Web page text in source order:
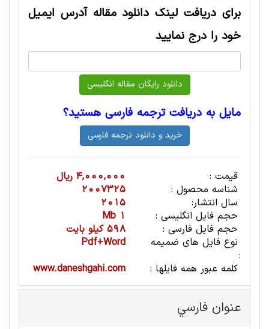
برای دریافت لینک دانلود مقاله آدرس ایمیل
خود را درج نمایید
مایل به دریافت ترجمه فارسی هستید؟
قیمت :
4,000,000 ریال
شناسه محصول :
2007325
سال انتشار:
2015
حجم فایل انگلیسی :
1 Mb
حجم فایل فارسی :
598 کیلو بایت
نوع فایل های ضمیمه
:
Pdf+Word
کلمه عبور همه فایلها :
www.daneshgahi.com
عنوان فارسي